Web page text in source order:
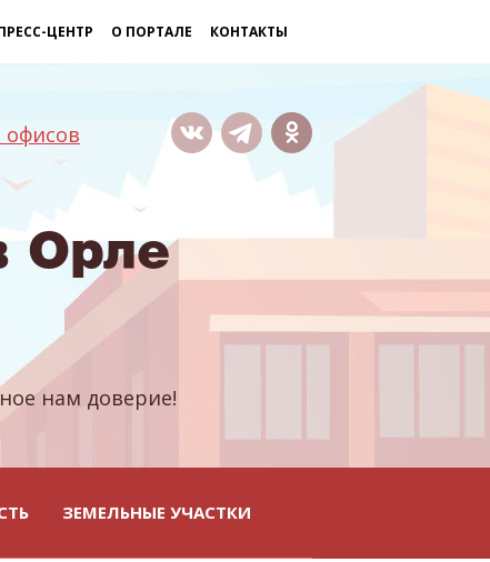
ЦЕНТР О ПОРТАЛЕ КОНТАКТЫ
офисов
Орле
нам доверие!
ЗЕМЕЛЬНЫЕ УЧАСТКИ